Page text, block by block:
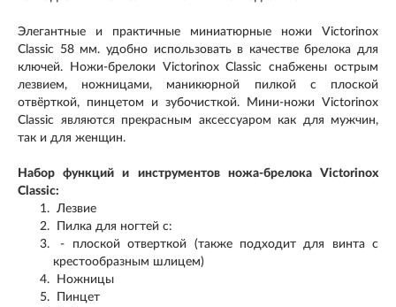
Элегантные и практичные миниатюрные ножи Victorinox
Classic 58 мм. удобно использовать в качестве брелока для
ключей. Ножи-брелоки Victorinox Classic снабжены острым
лезвием, ножницами, маникюрной пилкой с плоской
отвёрткой, пинцетом и зубочисткой. Мини-ножи Victorinox
Classic являются прекрасным аксессуаром как для мужчин,
так и для женщин.
Набор функций и инструментов ножа-брелока Victorinox
Classic:
Лезвие
Пилка для ногтей с:
- плоской отверткой (также подходит для винта с
крестообразным шлицем)
Ножницы
Пинцет